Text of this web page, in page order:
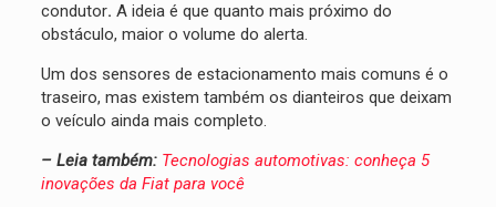
condutor. A ideia é que quanto mais próximo do
obstáculo, maior o volume do alerta.
Um dos sensores de estacionamento mais comuns é o
traseiro, mas existem também os dianteiros que deixam
o veículo ainda mais completo.
– Leia também: Tecnologias automotivas: conheça 5
inovações da Fiat para você